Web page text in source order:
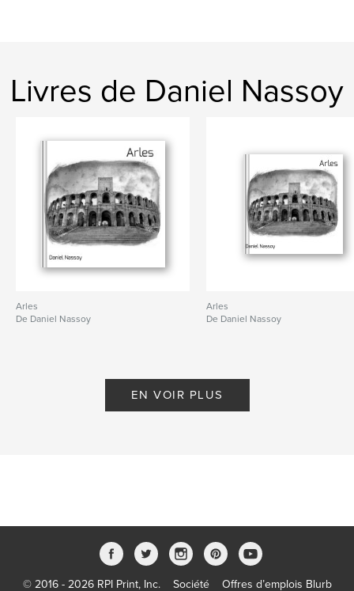
Livres de Daniel Nassoy
Arles
De Daniel Nassoy
Arles
De Daniel Nassoy
EN VOIR PLUS
© 2016 - 2026 RPI Print, Inc. Société Offres d’emplois Blurb